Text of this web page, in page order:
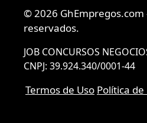
© 2026 GhEmpregos.com
reservados.
JOB CONCURSOS
CNPJ: 39.924.340/0001-44
Termos de Uso Política